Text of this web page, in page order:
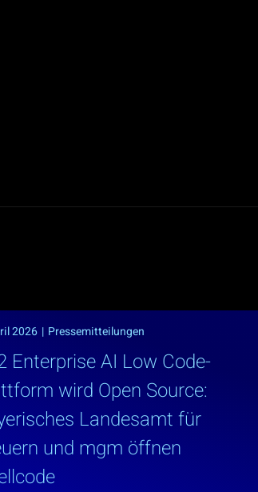
2026 | Pressemitteilungen
Enterprise AI Low Code-
wird Open Source:
Landesamt für
und mgm öffnen